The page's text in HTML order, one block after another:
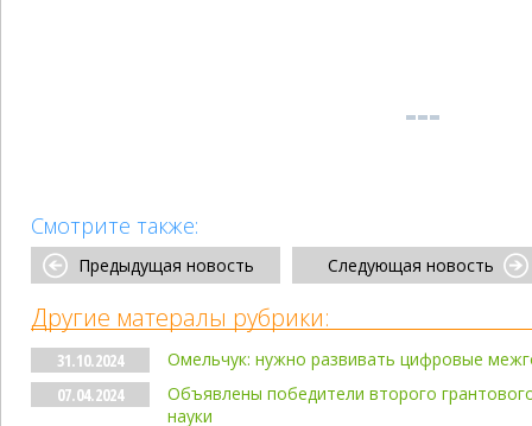
Смотрите также:
Предыдущая новость Следующая новость
Другие матералы рубрики:
31.10.2024
Омельчук: нужно развивать цифровые
07.04.2024
Объявлены победители второго
науки